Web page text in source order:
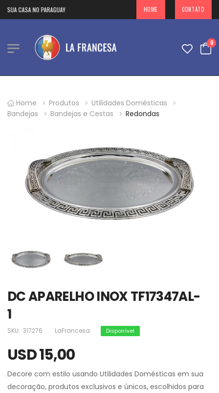
CASA NO PARAGUAY HOME CONTATO
0
Home Produtos
Utilidades Domésticas
Bandejas
Bandejas e Cestas Redondas
DC APARELHO INOX TF17347AL-
1
SKU: 317276 LaFrancesa Disponível
USD 15,00
Decore com estilo usando Utilidades Domésticas em sua
decoração, produtos exclusivos e únicos, escolhidos para